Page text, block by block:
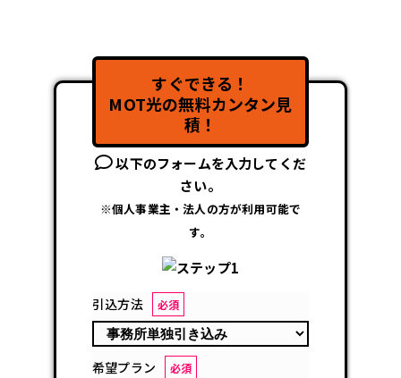
すぐできる！
MOT光の無料カンタン見
積！
以下のフォームを入力してくだ
さい。
※個人事業主・法人の方が利用可能で
す。
引込方法 必須
希望プラン 必須